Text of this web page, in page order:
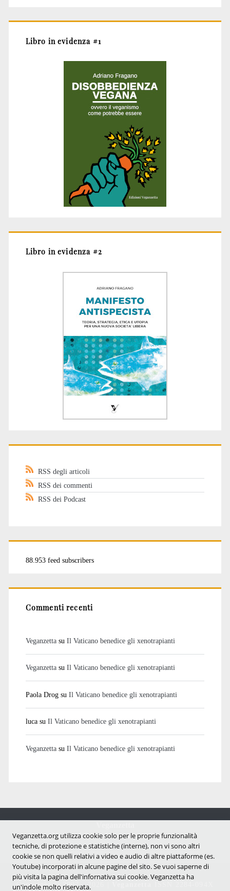
Libro in evidenza #1
Libro in evidenza #2
RSS degli articoli
RSS dei commenti
RSS dei Podcast
88.953 feed subscribers
Commenti recenti
Veganzettasu Il Vaticano benedice gli xenotrapianti
Veganzettasu Il Vaticano benedice gli xenotrapianti
Paola Drogsu Il Vaticano benedice gli xenotrapianti
lucasu Il Vaticano benedice gli xenotrapianti
Veganzettasu Il Vaticano benedice gli xenotrapianti
Notizie dal mondo vegan e antispecista
Copyright © 2007 - 2026 |
Veganzetta.org utilizza cookie solo per le proprie funzionalità
tecniche, di protezione e statistiche (interne), non vi sono altri
cookie se non quelli relativi a video e audio di altre piattaforme (es.
Youtube) incorporati in alcune pagine del sito. Se vuoi saperne di
più visita la pagina dell'infornativa sui cookie. Veganzetta ha
un'indole molto riservata.